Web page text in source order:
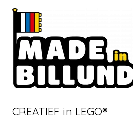
CREATIEF in LEGO®